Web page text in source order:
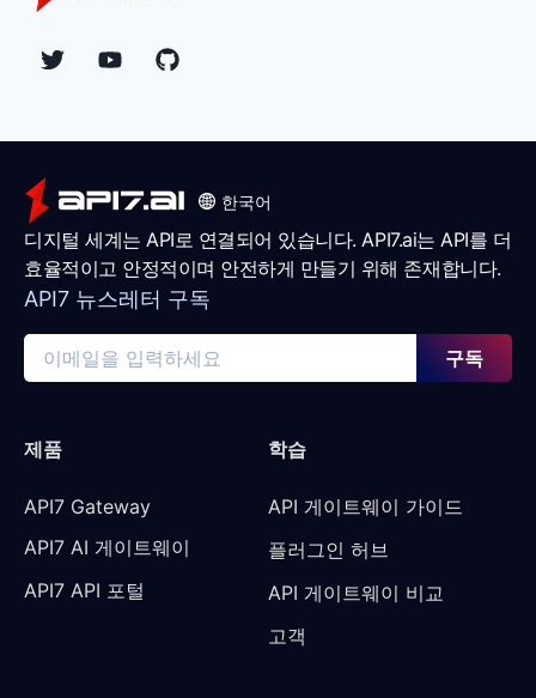
TwitterYouTubeGithub
한국어
디지털 세계는 API로 연결되어 있습니다. API7.ai는 API를 더
효율적이고 안정적이며 안전하게 만들기 위해 존재합니다.
API7 뉴스레터 구독
구독
제품
API7 Gateway
API7 AI 게이트웨이
API7 API 포털
학습
API 게이트웨이 가이드
플러그인 허브
API 게이트웨이 비교
고객